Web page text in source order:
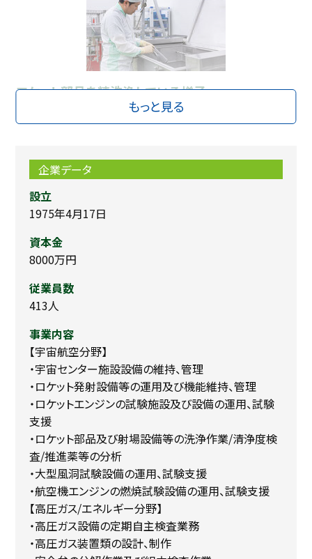
もっと見る
ロケット部品を精洗浄している様子
ロケットは塵埃や水分の混合や、部品に傷があると爆発に繋がる精
行いロケット打上に貢献をしております。
JAXAだけでなく民間企業のロケットにも関わることができるため、
多くのロケットに関わることができる重要かつ貴重な業務です。
角田宇宙センターの業務風景
角田宇宙センターは、ロケットエンジンの研修・開発をしているJAXA
保有の施設です。
コスモテックは、実際に使用するロケットエンジンと同じサイズのエ
ンジンを使用した試験の施設/設備の保守・管理・運用を行っており
ます。
企業データ
設立
1975年4月17日
資本金
8000万円
従業員数
413人
事業内容
【宇宙航空分野】
・宇宙センター施設設備の維持、管理
・ロケット発射設備等の運用及び機能維持、管理
・ロケットエンジンの試験施設及び設備の運用、試験
支援
・ロケット部品及び射場設備等の洗浄作業/清浄度検
査/推進薬等の分析
・大型風洞試験設備の運用、試験支援
・航空機エンジンの燃焼試験設備の運用、試験支援
【高圧ガス/エネルギー分野】
・高圧ガス設備の定期自主検査業務
・高圧ガス装置類の設計、制作